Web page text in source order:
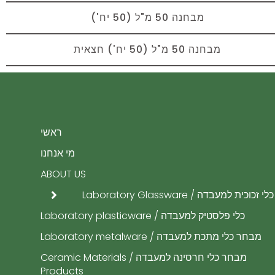
מבחנה 50 מ"ל (50 יח')
מבחנה 50 מ"ל (50 יח') חצאית
ראשי
מי אנחנו
ABOUT US
כלי זכוכית למעבדה / Laboratory Glassware
כלי פלסטיק למעבדה / Laboratory plasticware
מבחר כלי מתכת למעבדה / Laboratory metalware
מבחר כלי חרסינה למעבדה / Ceramic Materials
Products